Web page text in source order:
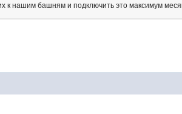
к нашим башням и подключить это максимум